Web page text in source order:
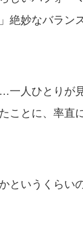
絶妙なバラン
人ひとりが
ことに、率直
というくらい